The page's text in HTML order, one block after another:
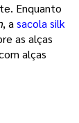
Enquanto
, a sacola silk
as alças
alças